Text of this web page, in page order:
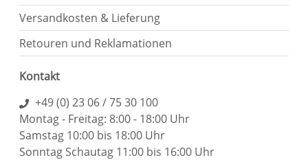
Versandkosten & Lieferung
Retouren und Reklamationen
Kontakt
+49 (0) 23 06 / 75 30 100
Montag - Freitag: 8:00 - 18:00 Uhr
Samstag 10:00 bis 18:00 Uhr
Sonntag Schautag 11:00 bis 16:00 Uhr